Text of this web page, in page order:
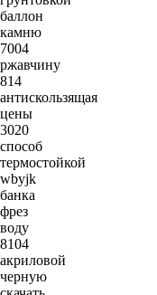
баллон
камню
7004
ржавчину
814
антискользящая
цены
3020
способ
термостойкой
wbyjk
банка
фрез
воду
8104
акриловой
черную